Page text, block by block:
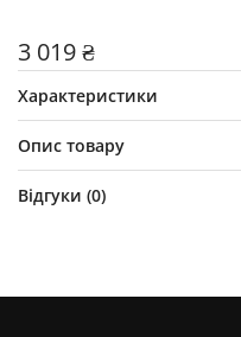
3 019 ₴
Характеристики
Опис товару
Відгуки (0)